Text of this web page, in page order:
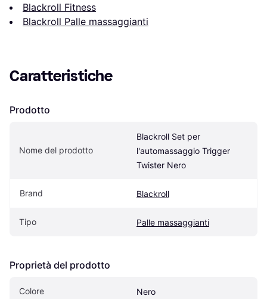
Blackroll Fitness
Blackroll Palle massaggianti
Caratteristiche
Prodotto
Nome del prodotto
Blackroll Set per
l'automassaggio Trigger
Twister Nero
Brand Blackroll
Tipo Palle massaggianti
Proprietà del prodotto
Colore Nero